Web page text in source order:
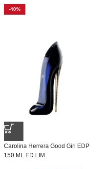
-40%
Carolina Herrera Good Girl EDP
150 ML ED.LIM